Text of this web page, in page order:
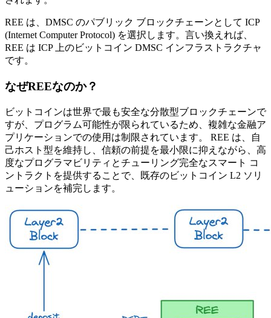
REE は、DMSC のパブリック ブロックチェーンとして ICP
(Internet Computer Protocol) を選択します。言い換えれば、
REE は ICP 上のビットコイン DMSC インフラストラクチャ
です。
なぜREEなのか？
ビットコインは世界で最も安全な分散型ブロックチェーンで
すが、プログラム可能性が限られているため、複雑な金融ア
プリケーションでの使用は制限されています。 REE は、自
己ホスト型を維持し、信頼の前提を最小限に抑えながら、高
度なプログラマビリティとチューリング完全なスマート コ
ントラクトを提供することで、既存のビットコイン L2 ソリ
ューションを補完します。